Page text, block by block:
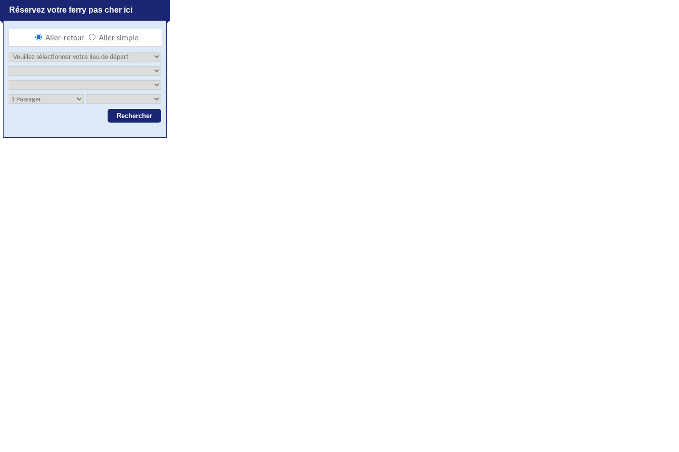
Réservez votre ferry pas cher ici
Aller-retour Aller simple